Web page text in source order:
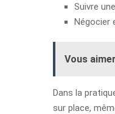
Suivre
Négocier
Vous
Dans la
sur place,